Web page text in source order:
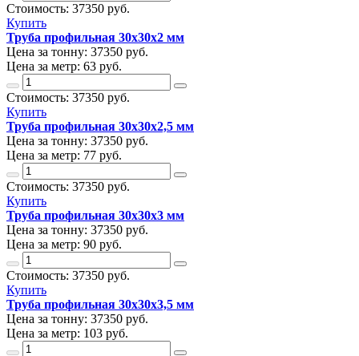
Стоимость: 37350 руб.
Купить
Труба профильная 30х30х2 мм
Цена за тонну: 37350 руб.
Цена за метр: 63 руб.
Стоимость: 37350 руб.
Купить
Труба профильная 30х30х2,5 мм
Цена за тонну: 37350 руб.
Цена за метр: 77 руб.
Стоимость: 37350 руб.
Купить
Труба профильная 30х30х3 мм
Цена за тонну: 37350 руб.
Цена за метр: 90 руб.
Стоимость: 37350 руб.
Купить
Труба профильная 30х30х3,5 мм
Цена за тонну: 37350 руб.
Цена за метр: 103 руб.